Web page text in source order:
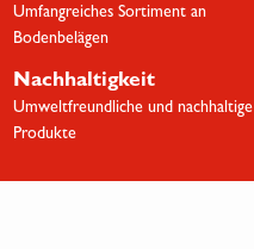
Umfangreiches Sortiment an
Bodenbelägen
Nachhaltigkeit
Umweltfreundliche und nachhaltige
Produkte